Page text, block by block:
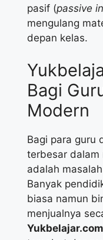
pasif (passive
mengulang
depan kelas.
Bagi
Modern
Bagi para guru
terbesar dalam
adalah
Banyak
biasa namun
menjualnya
Yukbelajar.com